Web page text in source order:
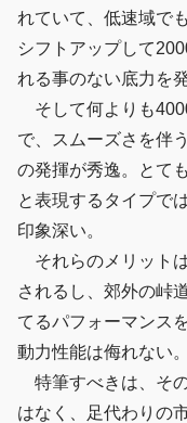
れていて、低速域で
シフトアップして
れる事のない底力を
そして何よりも
で、スムーズさを伴
の発揮が秀逸。とて
と表現するタイプで
印象深い。
それらのメリット
されるし、郊外の峠
てるパフォーマンス
動力性能は侮れない。
特筆すべきは、そ
はなく、足代わりの